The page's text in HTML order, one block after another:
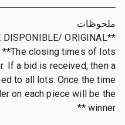
ملحوظات
DISPONIBLE/ ORIGINAL
**The closing times of lots
If a bid is received, then a
to all lots. Once the time
on each piece will be the
winner **